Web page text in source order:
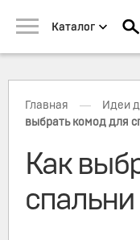
Каталог
Главная — Идеи
выбрать комод для
Как
спальни